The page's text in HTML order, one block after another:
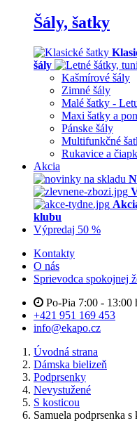
Šály, šatky
šály
Kašmírové šály
Zimné šály
Malé šatky -
Maxi šatky a
Pánske šály
Multifunkčné
Rukavice a
Akcia
klubu
Výpredaj 50 %
Kontakty
O nás
Sprievodca spokojnej
Po-Pia 7:00 - 13:00
+421 951 169 453
info@ekapo.cz
Úvodná strana
Dámska bielizeň
Podprsenky
Nevystužené
S kosticou
Samuela podprsenka s